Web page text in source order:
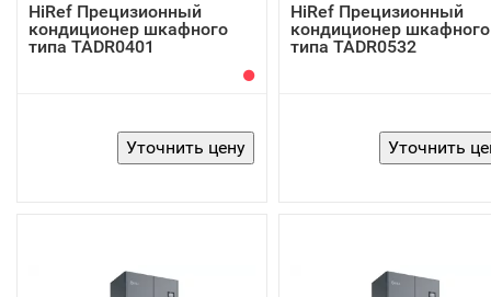
HiRef Прецизионный
кондиционер шкафного
типа TADR0401
HiRef Прецизионный
кондиционер шкафного
типа TADR0532